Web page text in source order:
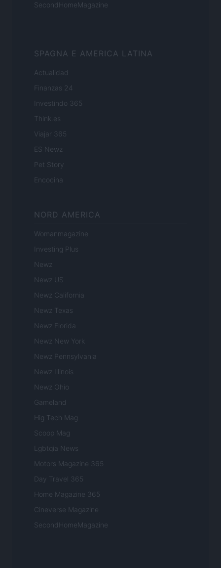
SecondHomeMagazine
SPAGNA E AMERICA LATINA
Actualidad
Finanzas 24
Investindo 365
Think.es
Viajar 365
ES Newz
Pet Story
Encocina
NORD AMERICA
Womanmagazine
Investing Plus
Newz
Newz US
Newz California
Newz Texas
Newz Florida
Newz New York
Newz Pennsylvania
Newz Illinois
Newz Ohio
Gameland
Hig Tech Mag
Scoop Mag
Lgbtqia News
Motors Magazine 365
Day Travel 365
Home Magazine 365
Cineverse Magazine
SecondHomeMagazine